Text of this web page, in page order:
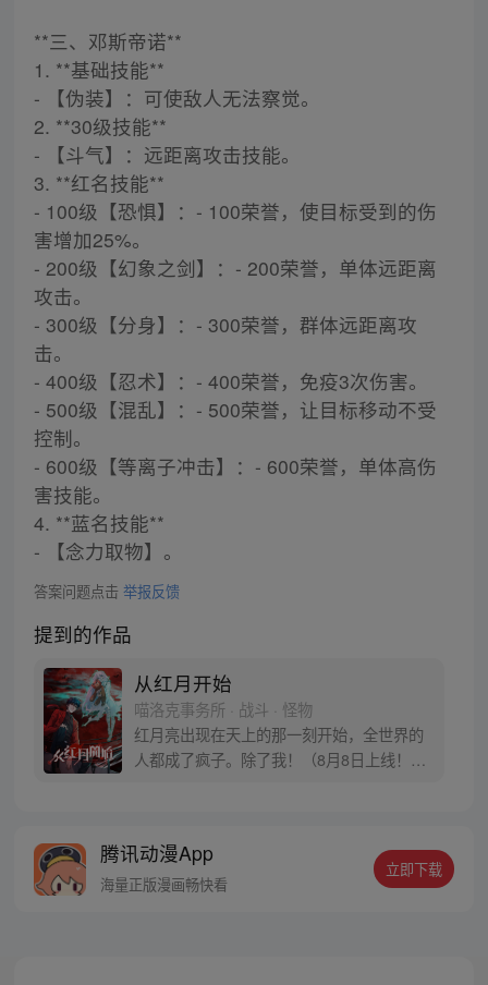
**三、邓斯帝诺**
1. **基础技能**
- 【伪装】：可使敌人无法察觉。
2. **30级技能**
- 【斗气】：远距离攻击技能。
3. **红名技能**
- 100级【恐惧】：- 100荣誉，使目标受到的伤
害增加25%。
- 200级【幻象之剑】：- 200荣誉，单体远距离
攻击。
- 300级【分身】：- 300荣誉，群体远距离攻
击。
- 400级【忍术】：- 400荣誉，免疫3次伤害。
- 500级【混乱】：- 500荣誉，让目标移动不受
控制。
- 600级【等离子冲击】：- 600荣誉，单体高伤
害技能。
4. **蓝名技能**
- 【念力取物】。
答案问题点击 举报反馈
提到的作品
从红月开始
喵洛克事务所 · 战斗 · 怪物
红月亮出现在天上的那一刻开始，全世界的
人都成了疯子。除了我！（8月8日上线！每
腾讯动漫App
海量正版漫画畅快看
立即下载